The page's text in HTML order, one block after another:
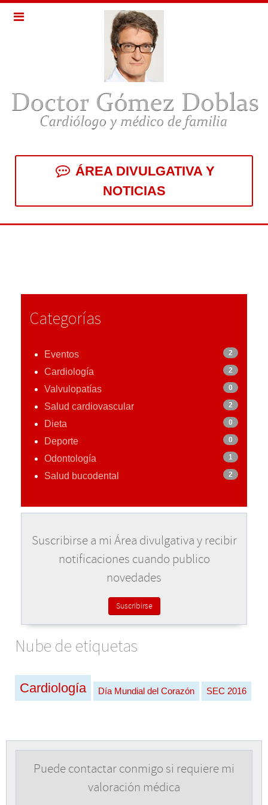
ÁREA DIVULGATIVA Y
NOTICIAS
Categorías
Eventos 2
Cardiología 2
Valvulopatías 0
Salud cardiovascular 2
Dieta 0
Deporte 0
Odontología 1
Salud bucodental 2
Suscribirse a mi Área divulgativa y recibir
notificaciones cuando publico
novedades
Suscribirse
Nube de etiquetas
Cardiología Día Mundial del Corazón SEC 2016
Puede contactar conmigo si requiere mi
valoración médica